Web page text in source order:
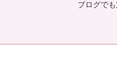
ブログで